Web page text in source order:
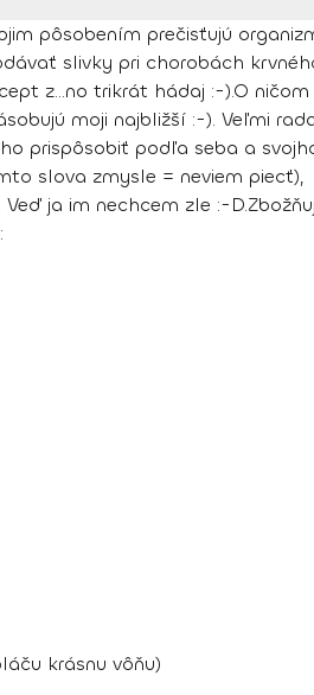
pôsobením prečisťujú
slivky pri chorobách
z...no trikrát hádaj :-).O ničom
moji najbližší :-). Veľmi
prispôsobiť podľa seba a
slova zmysle = neviem piecť),
ja im nechcem zle :-D.
krásnu vôňu)